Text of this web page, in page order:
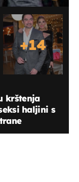
+14
krštenja
haljini s